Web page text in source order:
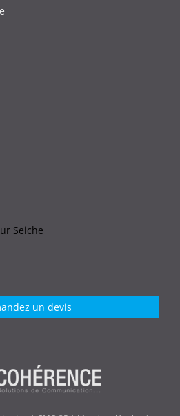
Seiche
un devis